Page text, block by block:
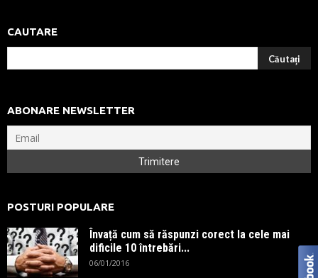
CAUTARE
ABONARE NEWSLETTER
POSTURI POPULARE
Învață cum să răspunzi corect la cele mai
dificile 10 întrebări...
06/01/2016